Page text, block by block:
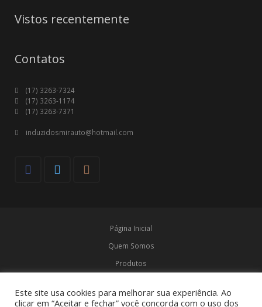
Vistos recentemente
Contatos
(17) 3263-7324
(17) 3263-1174
(17) 3263-7371
induzidosmirauto@hotmail.com
Página Inicial
Quem Somos
Produtos
Contato
Este site usa cookies para melhorar sua experiência. Ao
clicar em “Aceitar e fechar” você concorda com o uso dos